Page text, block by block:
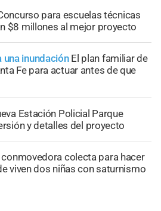
para escuelas técnicas
$8 millones al mejor proyecto
inundación El plan familiar de
Fe para actuar antes de que
Estación Policial Parque
y detalles del proyecto
conmovedora colecta para hacer
viven dos niñas con saturnismo